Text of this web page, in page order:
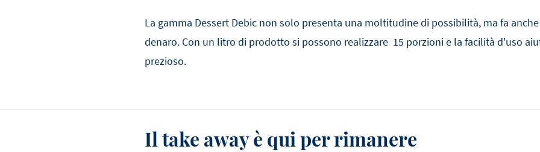
La gamma Dessert Debic non solo presenta una moltitudine di possibilità, ma fa
denaro. Con un litro di prodotto si possono realizzare 15 porzioni e la facilità d'uso
prezioso.
Il take away è qui per rimanere